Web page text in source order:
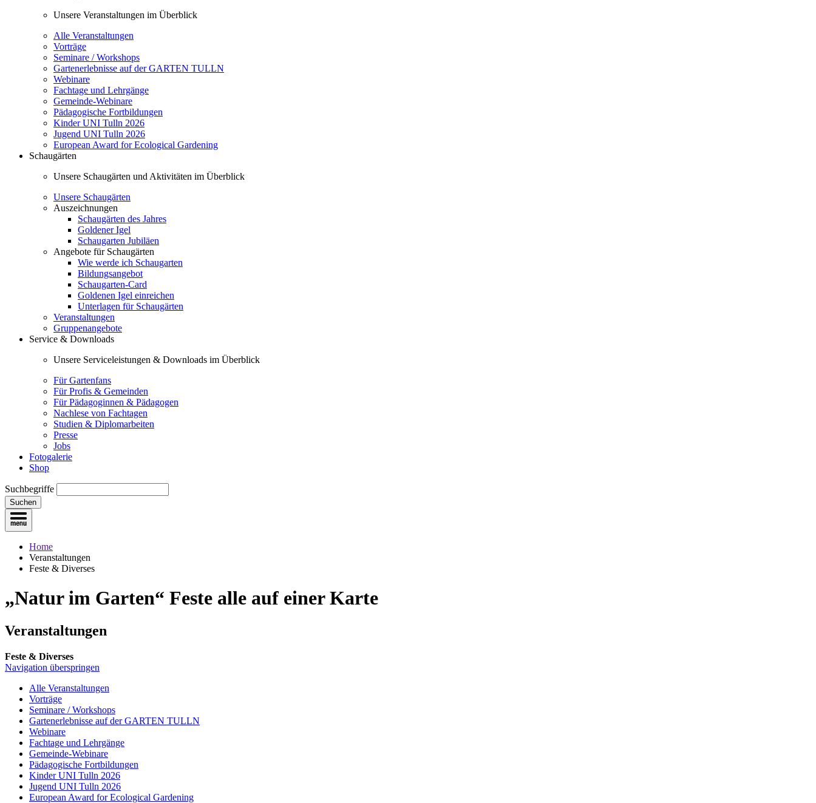
Unsere Veranstaltungen im Überblick
Alle Veranstaltungen
Vorträge
Seminare / Workshops
Gartenerlebnisse auf der GARTEN TULLN
Webinare
Fachtage und Lehrgänge
Gemeinde-Webinare
Pädagogische Fortbildungen
Kinder UNI Tulln 2026
Jugend UNI Tulln 2026
European Award for Ecological Gardening
Schaugärten
Unsere Schaugärten und Aktivitäten im Überblick
Unsere Schaugärten
Auszeichnungen
Schaugärten des Jahres
Goldener Igel
Schaugarten Jubiläen
Angebote für Schaugärten
Wie werde ich Schaugarten
Bildungsangebot
Schaugarten-Card
Goldenen Igel einreichen
Unterlagen für Schaugärten
Veranstaltungen
Gruppenangebote
Service & Downloads
Unsere Serviceleistungen & Downloads im Überblick
Für Gartenfans
Für Profis & Gemeinden
Für Pädagoginnen & Pädagogen
Nachlese von Fachtagen
Studien & Diplomarbeiten
Presse
Jobs
Fotogalerie
Shop
Suchbegriffe
Suchen
Home
Veranstaltungen
Feste & Diverses
„Natur im Garten“ Feste alle auf einer Karte
Veranstaltungen
Feste & Diverses
Navigation überspringen
Alle Veranstaltungen
Vorträge
Seminare / Workshops
Gartenerlebnisse auf der GARTEN TULLN
Webinare
Fachtage und Lehrgänge
Gemeinde-Webinare
Pädagogische Fortbildungen
Kinder UNI Tulln 2026
Jugend UNI Tulln 2026
European Award for Ecological Gardening